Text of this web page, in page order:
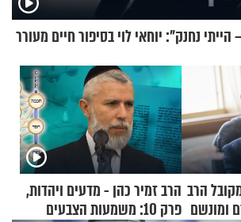
נחנק": יוחאי לוי בסיפור חיים מעורר
הרב
ומונשם
הרב זמיר כהן - מדעים ויהדות,
פרק 10: משמעות הצבעים